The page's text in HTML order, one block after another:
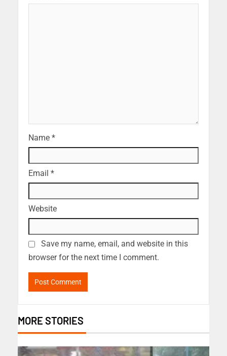
Name *
Email *
Website
Save my name, email, and website in this
browser for the next time I comment.
MORE STORIES